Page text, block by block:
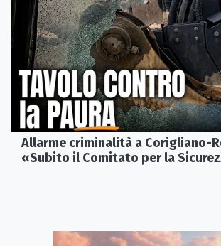
Allarme criminalità a Corigliano-
«Subito il Comitato per la